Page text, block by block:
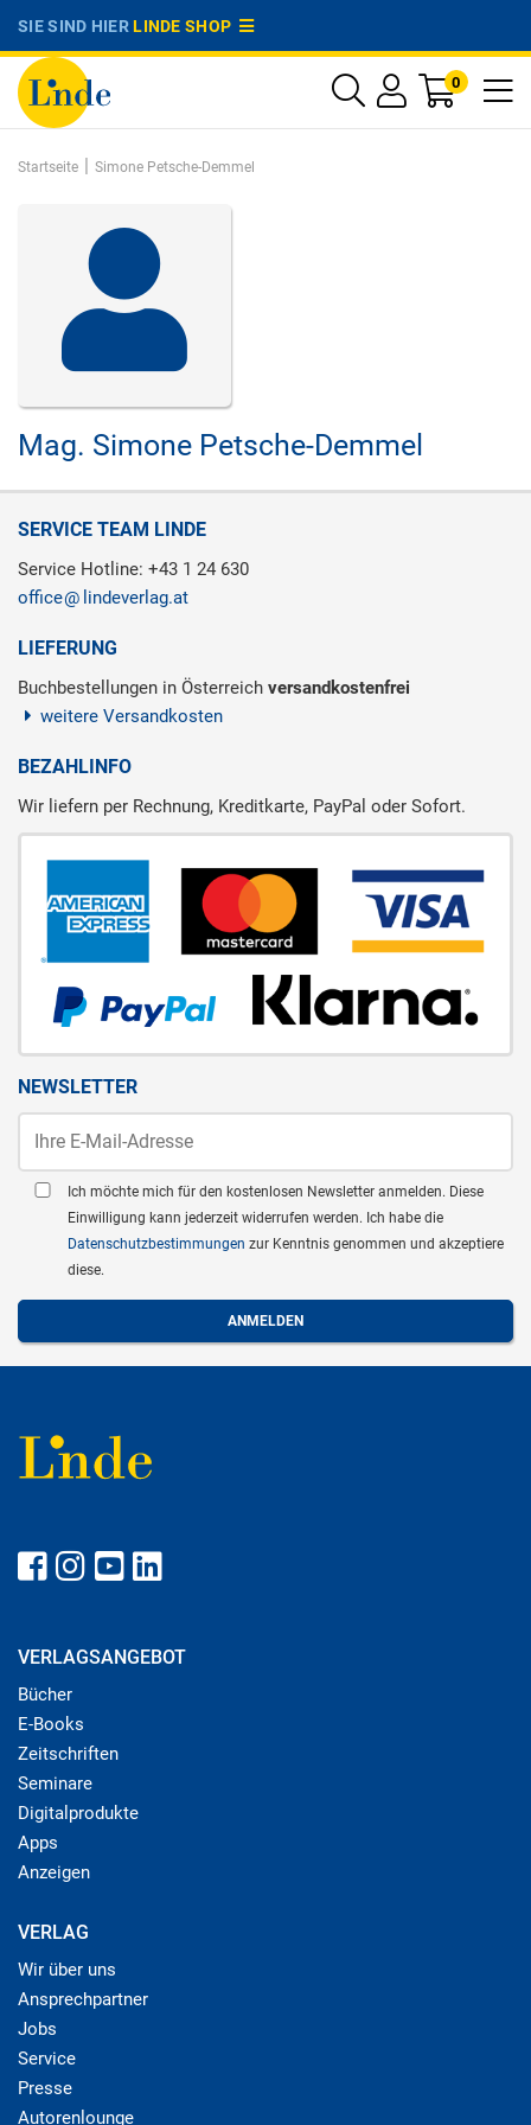
SIE SIND HIERLINDE SHOP
0
Startseite | Simone Petsche-Demmel
Mag. Simone Petsche-Demmel
SERVICE TEAM LINDE
Service Hotline: +43 1 24 630
office
lindeverlag.at
LIEFERUNG
Buchbestellungen in Österreich versandkostenfrei
weitere Versandkosten
BEZAHLINFO
Wir liefern per Rechnung, Kreditkarte, PayPal oder Sofort.
NEWSLETTER
Ich möchte mich für den kostenlosen Newsletter anmelden. Diese
Einwilligung kann jederzeit widerrufen werden. Ich habe die
Datenschutzbestimmungen zur Kenntnis genommen und akzeptiere
diese.
VERLAGSANGEBOT
Bücher
E-Books
Zeitschriften
Seminare
Digitalprodukte
Apps
Anzeigen
VERLAG
Wir über uns
Ansprechpartner
Jobs
Service
Presse
Autorenlounge